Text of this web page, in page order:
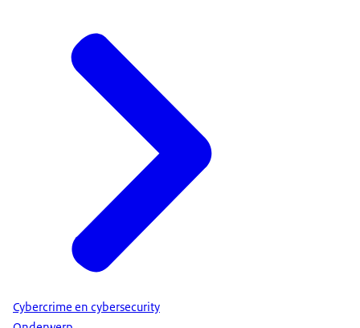
Cybercrime en cybersecurity